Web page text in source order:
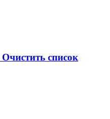
Очистить список